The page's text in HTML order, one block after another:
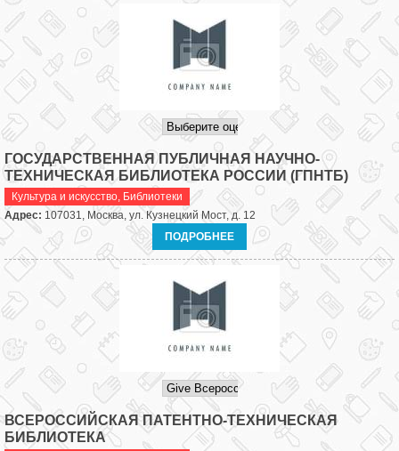
ГОСУДАРСТВЕННАЯ ПУБЛИЧНАЯ НАУЧНО-
ТЕХНИЧЕСКАЯ БИБЛИОТЕКА РОССИИ (ГПНТБ)
Культура и искусство, Библиотеки
Адрес: 107031, Москва, ул. Кузнецкий Мост, д. 12
ПОДРОБНЕЕ
ВСЕРОССИЙСКАЯ ПАТЕНТНО-ТЕХНИЧЕСКАЯ
БИБЛИОТЕКА